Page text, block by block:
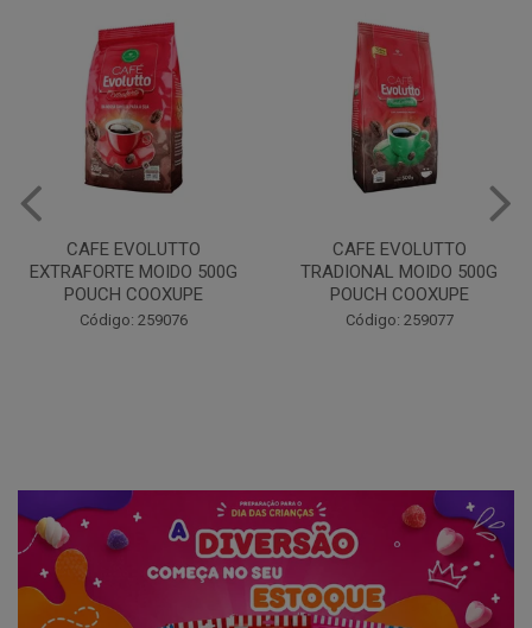
CAFE EVOLUTTO
EXTRAFORTE MOIDO 500G
POUCH COOXUPE
Código: 259076
CAFE EVOLUTTO
TRADIONAL MOIDO 500G
POUCH COOXUPE
Código: 259077